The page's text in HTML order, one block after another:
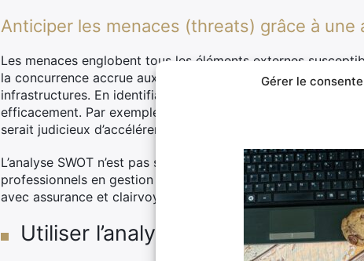
Gérer le
Anticiper les menaces (threats) grâce à une
Les menaces englobent tous les éléments externes
la concurrence accrue aux évolutions technologiques
infrastructures. En identifiant ces menaces dès le début,
efficacement. Par exemple, si un concurrent développe
serait judicieux d’accélérer vos cycles d’innovation afin de
L’analyse SWOT n’est pas seulement une simple liste ;
professionnels en gestion de projets informatiques comme
avec assurance et clairvoyance.
Utiliser l’analyse SWOT pour